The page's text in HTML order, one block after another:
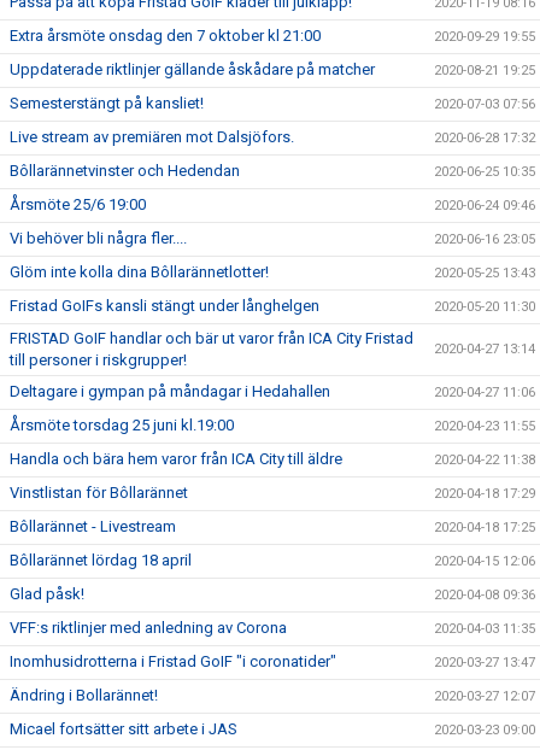
Extra årsmöte onsdag den 7 oktober kl 21:00 2020-09-29 19:55
Uppdaterade riktlinjer gällande åskådare på matcher 2020-08-21 19:25
Semesterstängt på kansliet! 2020-07-03 07:56
Live stream av premiären mot Dalsjöfors. 2020-06-28 17:32
Bôllarännetvinster och Hedendan 2020-06-25 10:35
Årsmöte 25/6 19:00 2020-06-24 09:46
Vi behöver bli några fler.... 2020-06-16 23:05
Glöm inte kolla dina Bôllarännetlotter! 2020-05-25 13:43
Fristad GoIFs kansli stängt under långhelgen 2020-05-20 11:30
FRISTAD GoIF handlar och bär ut varor från ICA City Fristad
till personer i riskgrupper!
2020-04-27 13:14
Deltagare i gympan på måndagar i Hedahallen 2020-04-27 11:06
Årsmöte torsdag 25 juni kl.19:00 2020-04-23 11:55
Handla och bära hem varor från ICA City till äldre 2020-04-22 11:38
Vinstlistan för Bôllarännet 2020-04-18 17:29
Bôllarännet - Livestream 2020-04-18 17:25
Bôllarännet lördag 18 april 2020-04-15 12:06
Glad påsk! 2020-04-08 09:36
VFF:s riktlinjer med anledning av Corona 2020-04-03 11:35
Inomhusidrotterna i Fristad GoIF "i coronatider" 2020-03-27 13:47
Ändring i Bollarännet! 2020-03-27 12:07
Micael fortsätter sitt arbete i JAS 2020-03-23 09:00